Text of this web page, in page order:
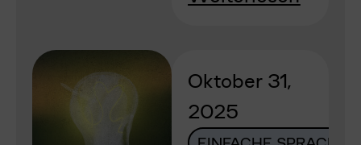
Oktober 31,
2025